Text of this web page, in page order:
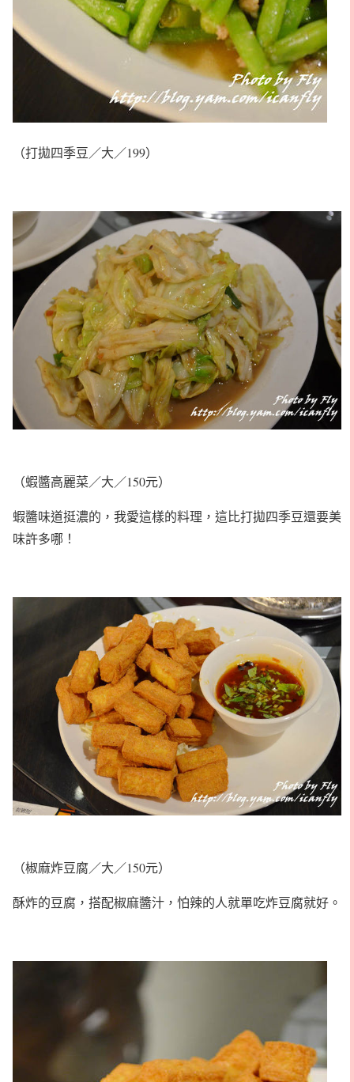
（打拋四季豆／大／199）
（蝦醬高麗菜／大／150元）
蝦醬味道挺濃的，我愛這樣的料理，這比打拋四季豆還要美
味許多哪！
（椒麻炸豆腐／大／150元）
酥炸的豆腐，搭配椒麻醬汁，怕辣的人就單吃炸豆腐就好。